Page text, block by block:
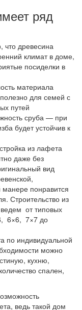
ряд
что древесина
климат в доме,
посиделки в
материала
для семей с
путей
сруба — при
будет устойчив к
из лафета
даже без
вид
понравится
Строительство из
от типовых
6×6, 7×7 до
по индивидуальной
можно
кухню,
спален,
ведь такой дом